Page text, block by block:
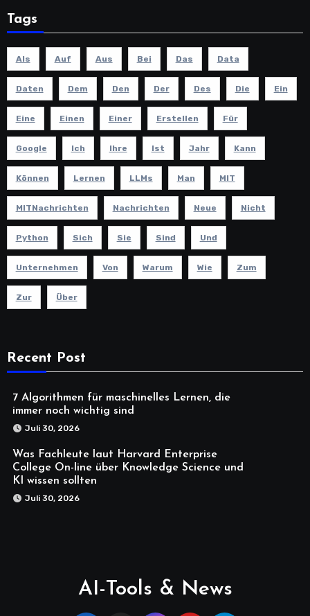
Tags
Als Auf Aus Bei Das Data
Daten Dem Den Der Des Die Ein
Eine Einen Einer Erstellen Für
Google Ich Ihre Ist Jahr Kann
Können Lernen LLMs Man MIT
MITNachrichten Nachrichten Neue Nicht
Python Sich Sie Sind Und
Unternehmen Von Warum Wie Zum
Zur Über
Recent Post
7 Algorithmen für maschinelles Lernen, die
immer noch wichtig sind
Juli 30, 2026
Was Fachleute laut Harvard Enterprise
College On-line über Knowledge Science und
KI wissen sollten
Juli 30, 2026
AI-Tools & News